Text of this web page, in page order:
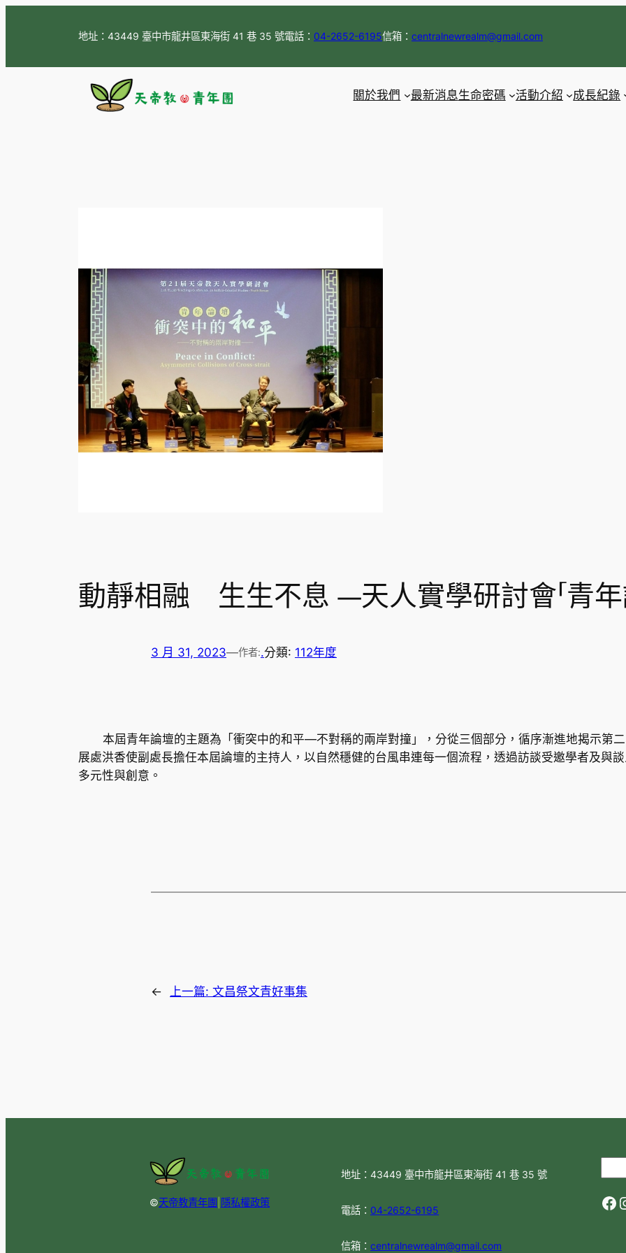
要
地址：43449 臺中市龍井區東海街 41 巷 35 號電話： 04-2652-6195信箱： centralnewrealm@gmail.com
關於我們 最新消息生命密碼 活動介紹 成長紀錄
動靜相融 生生不息 —天人實學研討會「青年
3 月 31, 2023—作者:.分類: 112年度
本屆青年論壇的主題為「衝突中的和平—不對稱的兩岸對撞」，分從三個部分，循序漸進地揭示第
展處洪香使副處長擔任本屆論壇的主持人，以自然穩健的台風串連每一個流程，透過訪談受邀學者及與
多元性與創意。
← 上一篇: 文昌祭文青好事集
©天帝教青年團 隱私權政策
地址：43449 臺中市龍井區東海街 41 巷 35 號
電話：04-2652-6195
信箱：centralnewrealm@gmail.com
a
Facebook